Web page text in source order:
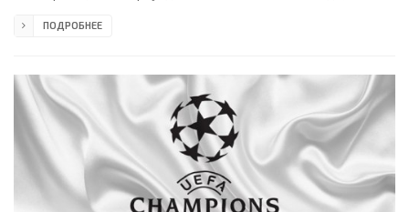
Парк Холл. 1148 зрителей (57 % при вместимости 2000).
(Сан-Марино). Резервный арбитр: Раффаэле Дельвеккио (Сан-
Марино). Нью-Сейнтс: 1. Пол Харрисон (АНГ) (к); 2.
ПОДРОБНЕЕ